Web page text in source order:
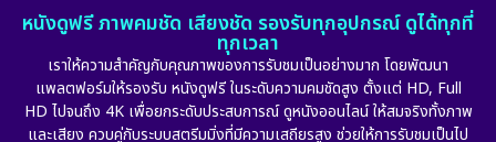
หนังดูฟรี ภาพคมชัด เสียงชัด รองรับทุกอุปกรณ์ ดูได้ทุกที่
ทุกเวลา
เราให้ความสำคัญกับคุณภาพของการรับชมเป็นอย่างมาก โดยพัฒนา
แพลตฟอร์มให้รองรับ หนังดูฟรี ในระดับความคมชัดสูง ตั้งแต่ HD, Full
HD ไปจนถึง 4K เพื่อยกระดับประสบการณ์ ดูหนังออนไลน์ ให้สมจริงทั้งภาพ
และเสียง ควบคู่กับระบบสตรีมมิ่งที่มีความเสถียรสูง ช่วยให้การรับชมเป็นไป